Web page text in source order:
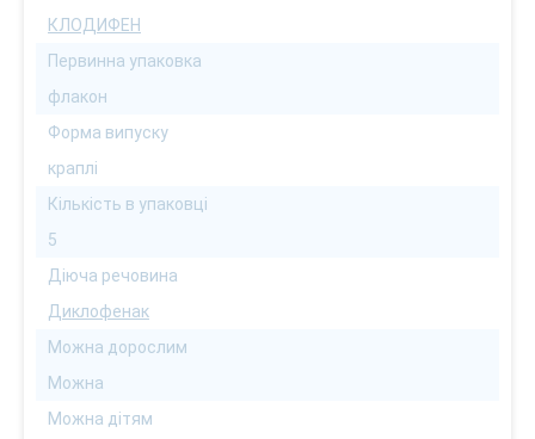
КЛОДИФЕН
Первинна упаковка
флакон
Форма випуску
краплі
Кількість в упаковці
5
Діюча речовина
Диклофенак
Можна дорослим
Можна
Можна дітям